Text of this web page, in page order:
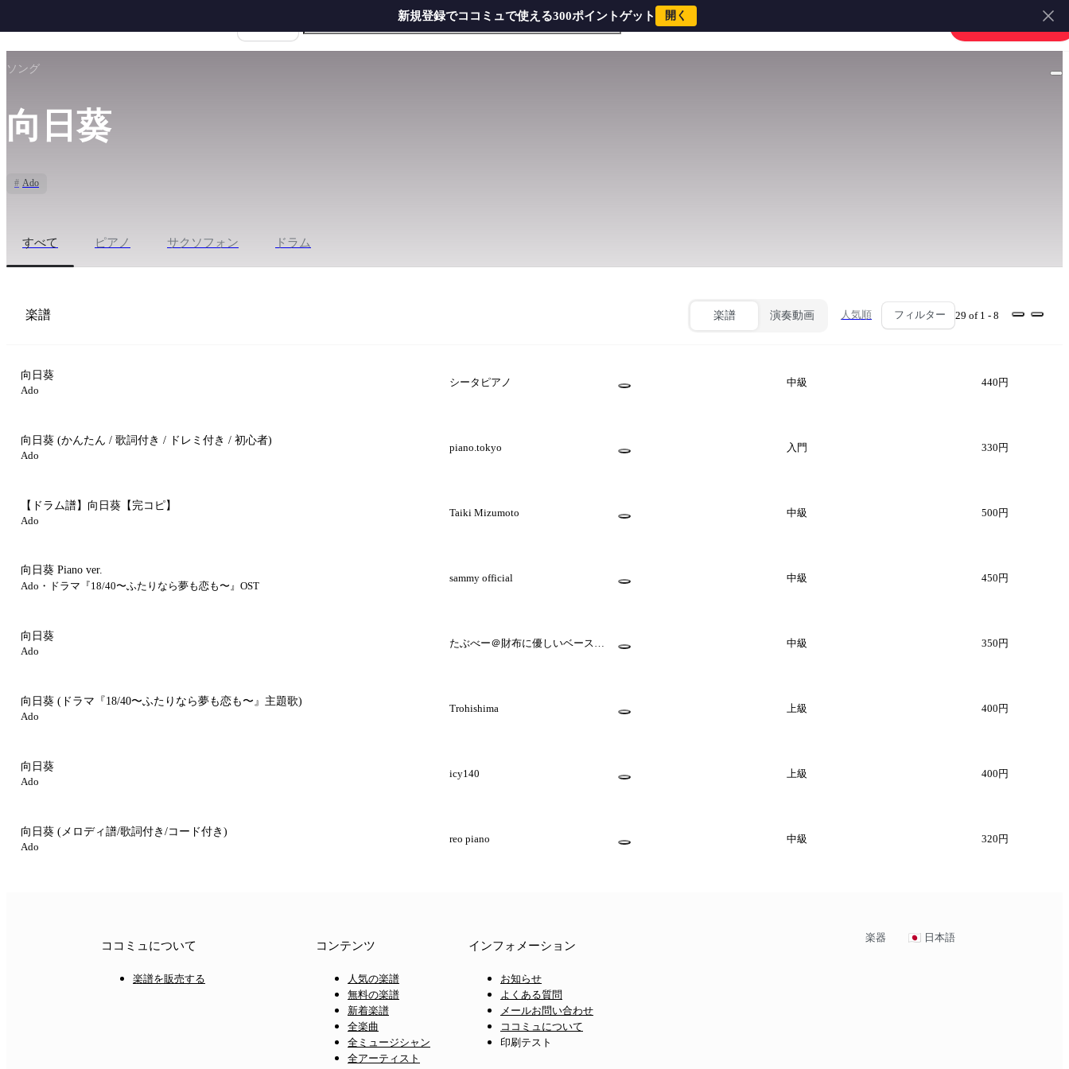
会員登録・ログイン
新規登録でココミュで使える300ポイントゲット
開く
ホーム›Ado›向日葵
ソング
向日葵
# Ado
すべて ピアノ サクソフォン ドラム
楽譜 楽譜 演奏動画 人気順 フィルター 29 of 1 - 8
向日葵
Ado
シータピアノ 中級 440円
向日葵 (かんたん / 歌詞付き / ドレミ付き / 初心者)
Ado
piano.tokyo 入門 330円
【ドラム譜】向日葵【完コピ】
Ado
Taiki Mizumoto 中級 500円
向日葵 Piano ver.
Ado・ドラマ『18/40〜ふたりなら夢も恋も〜』OST
sammy official 中級 450円
向日葵
Ado
たぶべー＠財布に優しいベース用
中級 350円
向日葵 (ドラマ『18/40〜ふたりなら夢も恋も〜』主題歌)
Ado
Trohishima 上級 400円
向日葵
Ado
icy140 上級 400円
向日葵 (メロディ譜/歌詞付き/コード付き)
Ado
reo piano 中級 320円
ココミュについて
楽譜を販売する
コンテンツ
人気の楽譜
無料の楽譜
新着楽譜
全楽曲
全ミュージシャン
全アーティスト
インフォメーション
お知らせ
よくある質問
メールお問い合わせ
ココミュについて
印刷テスト
楽器 日本語